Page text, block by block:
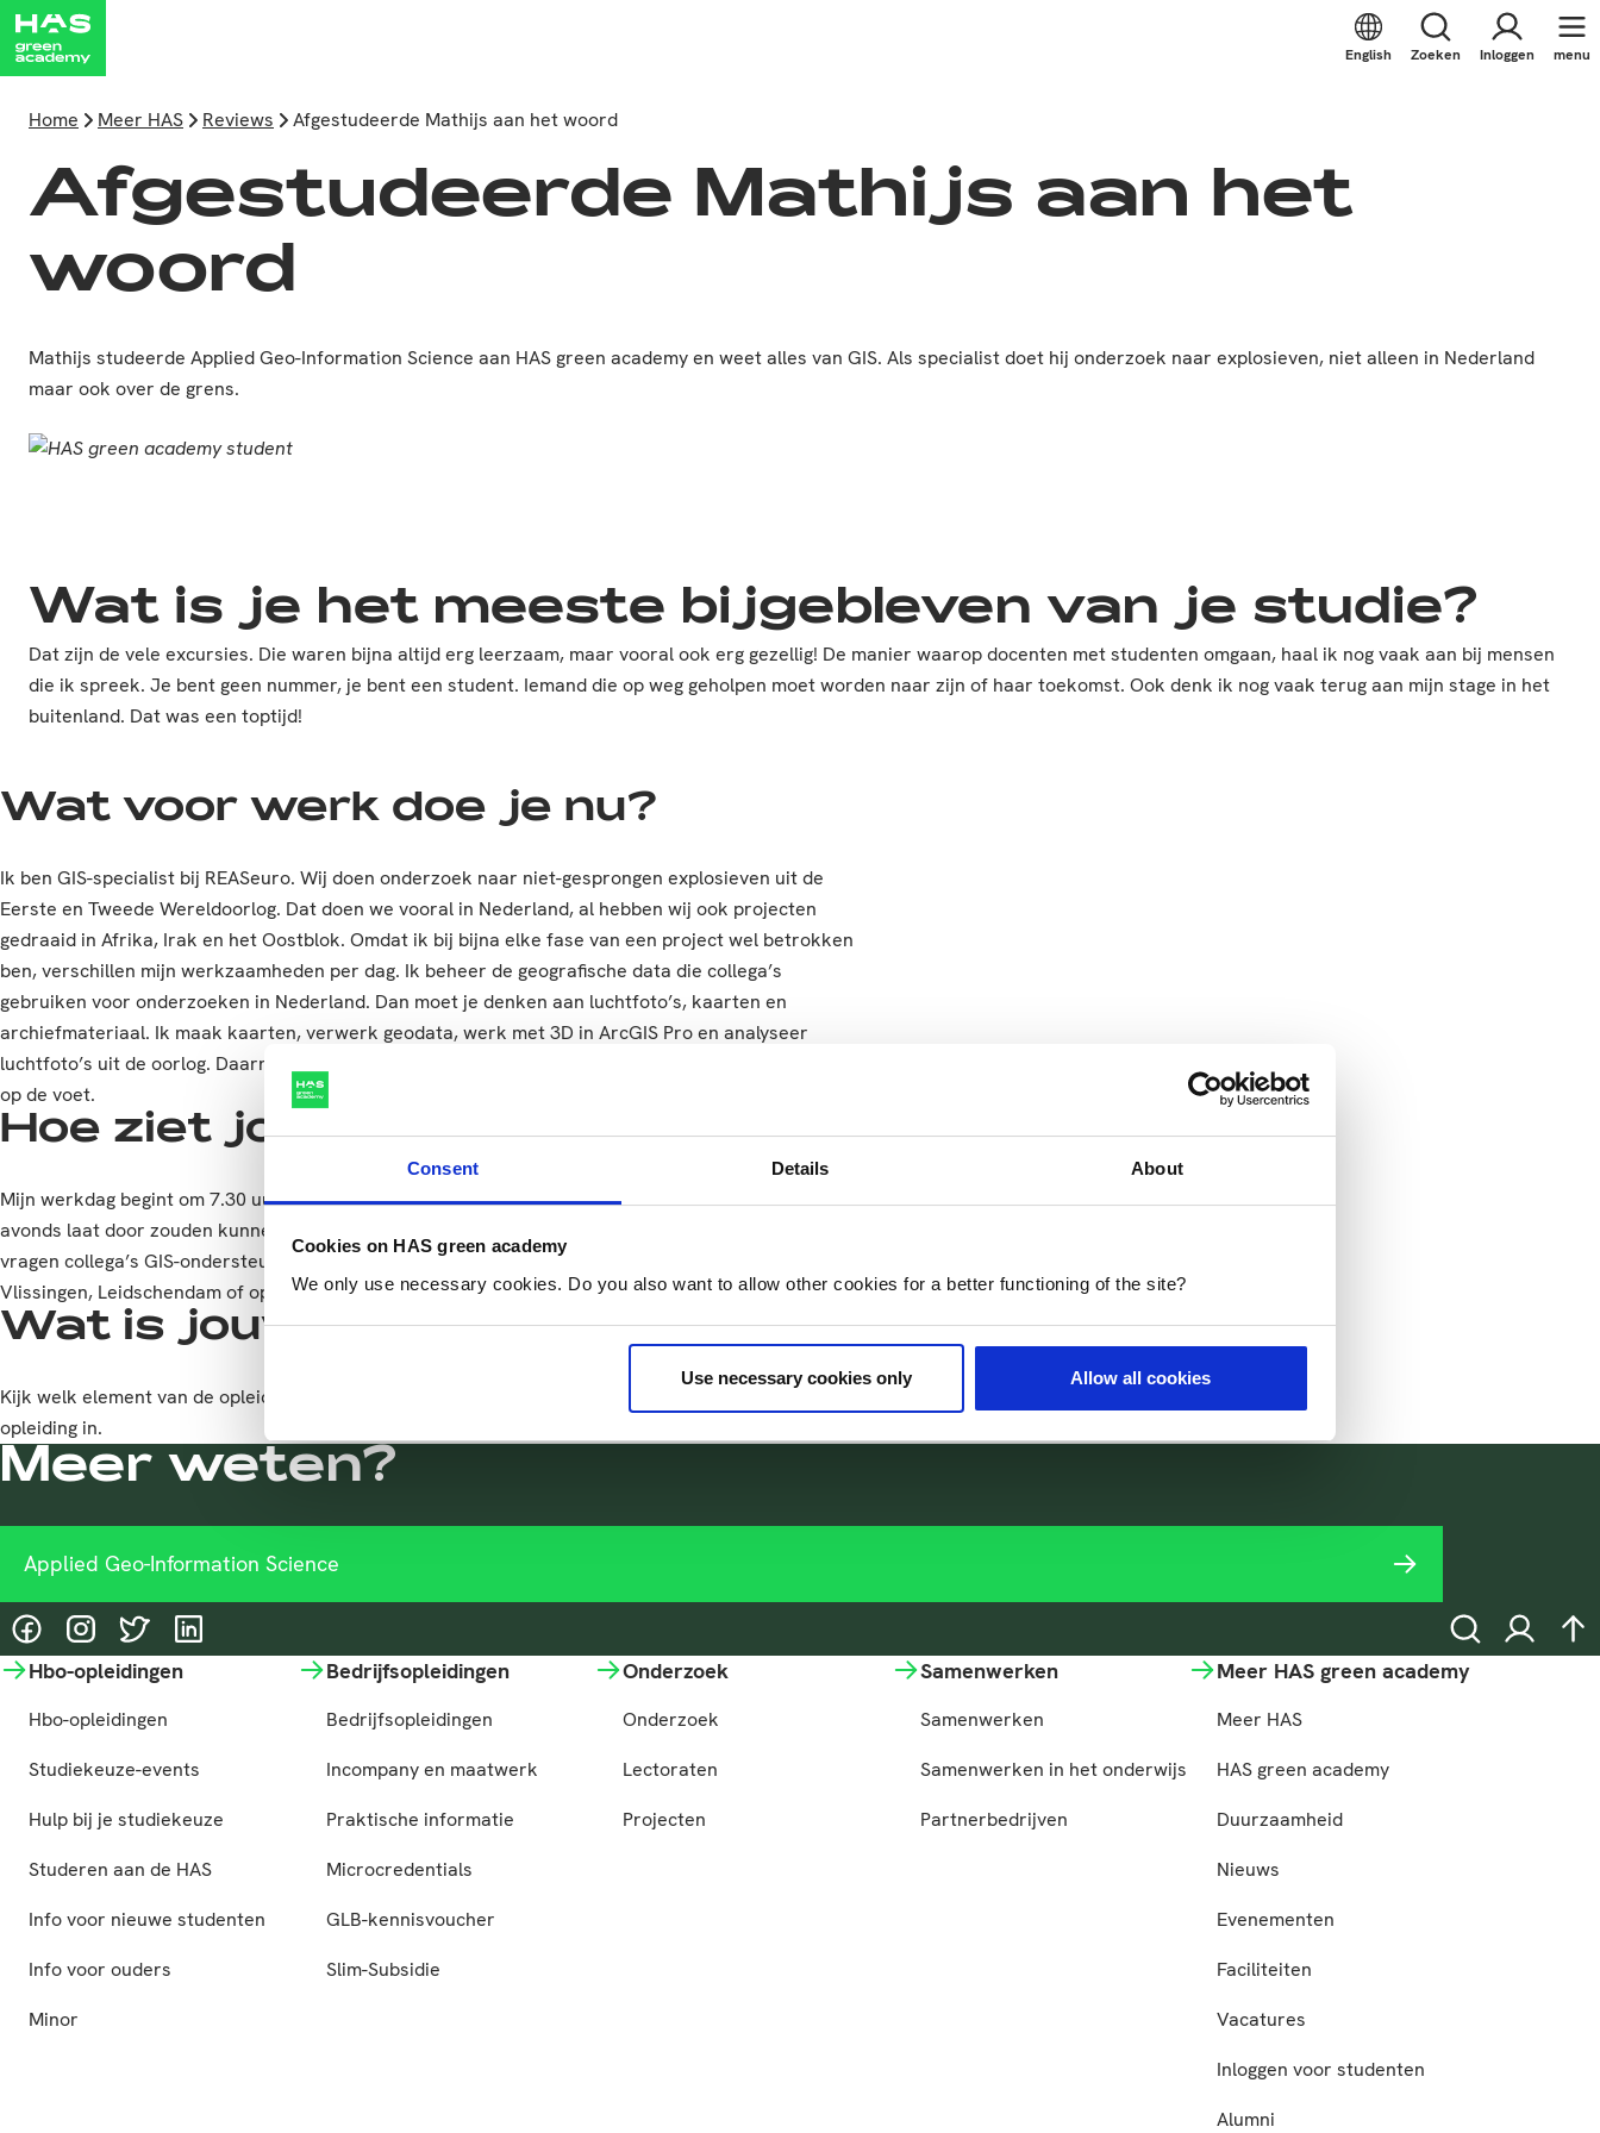
Consent Details About
Cookies on HAS green academy
We only use necessary cookies. Do you also want to allow other cookies for a better functioning of the site?
Use necessary cookies only Allow all cookies
English Zoeken Inloggen menu
Home Meer HAS Reviews Afgestudeerde Mathijs aan het woord
Afgestudeerde Mathijs aan het
woord
Mathijs studeerde Applied Geo-Information Science aan HAS green academy en weet alles van GIS. Als specialist doet hij onderzoek naar explosieven, niet alleen in Nederland
maar ook over de grens.
Wat is je het meeste bijgebleven van je studie?
Dat zijn de vele excursies. Die waren bijna altijd erg leerzaam, maar vooral ook erg gezellig! De manier waarop docenten met studenten omgaan, haal ik nog vaak aan bij mensen
die ik spreek. Je bent geen nummer, je bent een student. Iemand die op weg geholpen moet worden naar zijn of haar toekomst. Ook denk ik nog vaak terug aan mijn stage in het
buitenland. Dat was een toptijd!
Wat voor werk doe je nu?
Ik ben GIS-specialist bij REASeuro. Wij doen onderzoek naar niet-gesprongen explosieven uit de
Eerste en Tweede Wereldoorlog. Dat doen we vooral in Nederland, al hebben wij ook projecten
gedraaid in Afrika, Irak en het Oostblok. Omdat ik bij bijna elke fase van een project wel betrokken
ben, verschillen mijn werkzaamheden per dag. Ik beheer de geografische data die collega’s
gebruiken voor onderzoeken in Nederland. Dan moet je denken aan luchtfoto’s, kaarten en
archiefmateriaal. Ik maak kaarten, verwerk geodata, werk met 3D in ArcGIS Pro en analyseer
luchtfoto’s uit de oorlog. Daarnaast volg ik de ontwikkelingen in GIS en in geografische applicaties
op de voet.
Hoe ziet jouw werkdag eruit?
Mijn werkdag begint om 7.30 uur en duurt tot 16.00 uur. Maar er is zoveel werk dat we tot ’s
avonds laat door zouden kunnen gaan. Ik werk vooral vanuit het hoofdkantoor in Riel. Maar soms
vragen collega’s GIS-ondersteuning in onze offshore projecten. Daardoor ben ik ook wel eens in
Vlissingen, Leidschendam of op het schip in de haven.
Wat is jouw advies voor aankomende studenten?
Kijk welk element van de opleiding je het allerleukste vindt en verdiep jezelf hier al tijdens de
opleiding in.
Meer weten?
Applied Geo-Information Science
@HASgreenacademy
@HASgreenacademy
@greenacademyHAS
@HASgreenacademy ZoekenInloggen
Hbo-opleidingen
Hbo-opleidingen
Studiekeuze-events
Hulp bij je studiekeuze
Studeren aan de HAS
Info voor nieuwe studenten
Info voor ouders
Minor
Bedrijfsopleidingen
Bedrijfsopleidingen
Incompany en maatwerk
Praktische informatie
Microcredentials
GLB-kennisvoucher
Slim-Subsidie
Onderzoek
Onderzoek
Lectoraten
Projecten
Samenwerken
Samenwerken
Samenwerken in het onderwijs
Partnerbedrijven
Meer HAS green academy
Meer HAS
HAS green academy
Duurzaamheid
Nieuws
Evenementen
Faciliteiten
Vacatures
Inloggen voor studenten
Alumni